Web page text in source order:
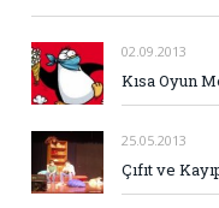
02.09.2013
Kısa Oyun
25.05.2013
Çıfıt ve